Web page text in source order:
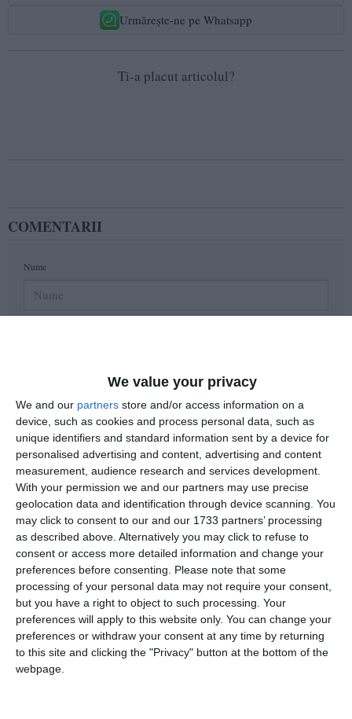
We value your privacy
We and our partners store and/or access information on a
device, such as cookies and process personal data, such as
unique identifiers and standard information sent by a device for
personalised advertising and content, advertising and content
measurement, audience research and services development.
With your permission we and our partners may use precise
geolocation data and identification through device scanning. You
may click to consent to our and our 1733 partners’ processing
as described above. Alternatively you may click to refuse to
consent or access more detailed information and change your
preferences before consenting. Please note that some
processing of your personal data may not require your consent,
but you have a right to object to such processing. Your
preferences will apply to this website only. You can change your
preferences or withdraw your consent at any time by returning
to this site and clicking the "Privacy" button at the bottom of the
webpage.
Urmărește-ne pe Whatsapp
Ti-a placut articolul?
COMENTARII
Nume
Comentariu
Am citit si sunt de acord cu regulile de postare .
Acest formular colectează numele, e-mailul şi conținutul mesajului, astfel încât
să putem urmări comentariile tale pe site. Nu vom folosi datele tale în alt scop.
Pentru mai multe informaţii, consultă politica noastră de confidenţialitate, unde vei
primi mai multe privind informaţii despre cum și de ce stocăm datele tale.
Posteaza comentariul